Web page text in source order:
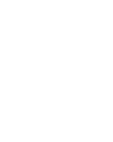
na celý týden. Vím ze to bude